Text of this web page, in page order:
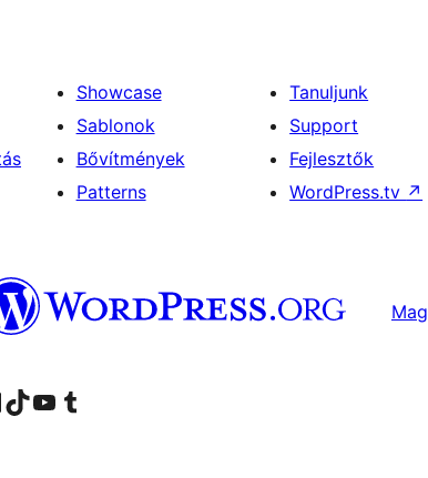
Showcase
Sablonok
Bővítmények
Patterns
Tanuljunk
Support
Fejlesztők
WordPress.tv ↗
megtekintése
account
LinkedIn account
Visit our TikTok account
Visit our YouTube channel
Visit our Tumblr account